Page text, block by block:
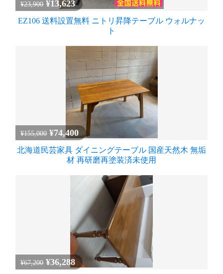
¥23,900 ¥13,623
EZ106 送料設置無料 ニトリ昇降テーブル ウォルナッ
ト
¥155,000 ¥74,400
北海道民芸家具 ダイニングテーブル 国産天然木 無垢
材 再研磨再塗装済未使用
¥67,200 ¥36,288